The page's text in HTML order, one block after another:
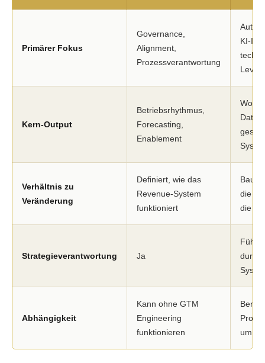
Primärer Fokus
Governance,
Alignment,
Prozessverantwortung
KI-
Kern-Output
Betriebsrhythmus,
Forecasting,
Enablement
Verhältnis zu
Veränderung
Definiert, wie das
Revenue-System
funktioniert
Baut
die
die es
Strategieverantwortung Ja
Führt
durch
Abhängigkeit
Kann ohne GTM
Engineering
funktionieren
um